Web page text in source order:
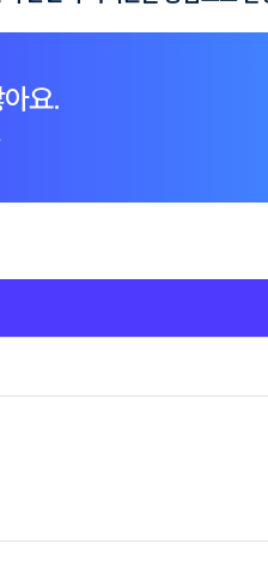
요.